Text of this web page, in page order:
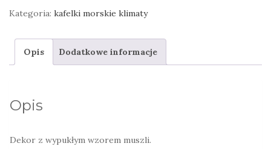
amonit
muszla
Kategoria: kafelki morskie klimaty
Opis Dodatkowe informacje
Opis
Dekor z wypukłym wzorem muszli.